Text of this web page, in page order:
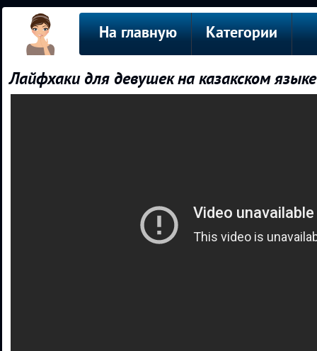
На главную Категории
Лайфхаки для девушек на казакском